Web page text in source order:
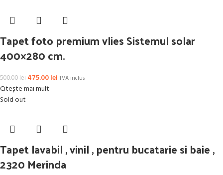
Tapet foto premium vlies Sistemul solar
400×280 cm.
500.00lei 475.00lei TVA inclus
Citește mai mult
Sold out
Tapet lavabil , vinil , pentru bucatarie si baie ,
2320 Merinda